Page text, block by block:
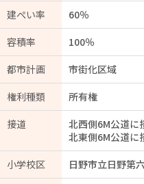
建ぺい率
60％
容積率
100％
都市計画
市街化区域
権利種類
所有権
接道
北西側6M公道に
北東側6M公道に
小学校区
日野市立日野第